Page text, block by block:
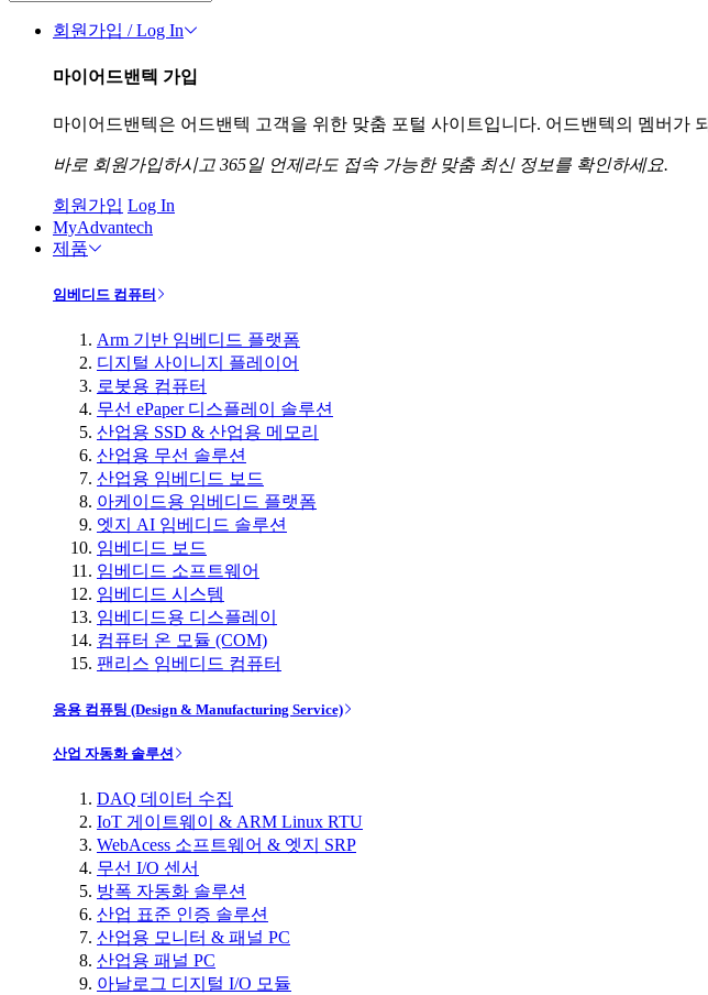
회원가입 / Log In
마이어드밴텍 가입
마이어드밴텍은 어드밴텍 고객을 위한 맞춤 포털 사이트입니다. 어드밴텍의 멤버가
바로 회원가입하시고 365일 언제라도 접속 가능한 맞춤 최신 정보를 확인하세요.
회원가입 Log In
MyAdvantech
제품
임베디드 컴퓨터
Arm 기반 임베디드 플랫폼
디지털 사이니지 플레이어
로봇용 컴퓨터
무선 ePaper 디스플레이 솔루션
산업용 SSD & 산업용 메모리
산업용 무선 솔루션
산업용 임베디드 보드
아케이드용 임베디드 플랫폼
엣지 AI 임베디드 솔루션
임베디드 보드
임베디드 소프트웨어
임베디드 시스템
임베디드용 디스플레이
컴퓨터 온 모듈 (COM)
팬리스 임베디드 컴퓨터
응용 컴퓨팅 (Design & Manufacturing Service)
산업 자동화 솔루션
DAQ 데이터 수집
IoT 게이트웨이 & ARM Linux RTU
WebAcess 소프트웨어 & 엣지 SRP
무선 I/O 센서
방폭 자동화 솔루션
산업 표준 인증 솔루션
산업용 모니터 & 패널 PC
산업용 패널 PC
아날로그 디지털 I/O 모듈